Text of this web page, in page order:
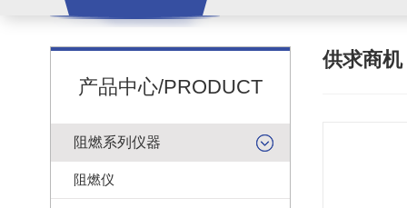
供求商机
产品中心/PRODUCT
阻燃系列仪器
阻燃仪